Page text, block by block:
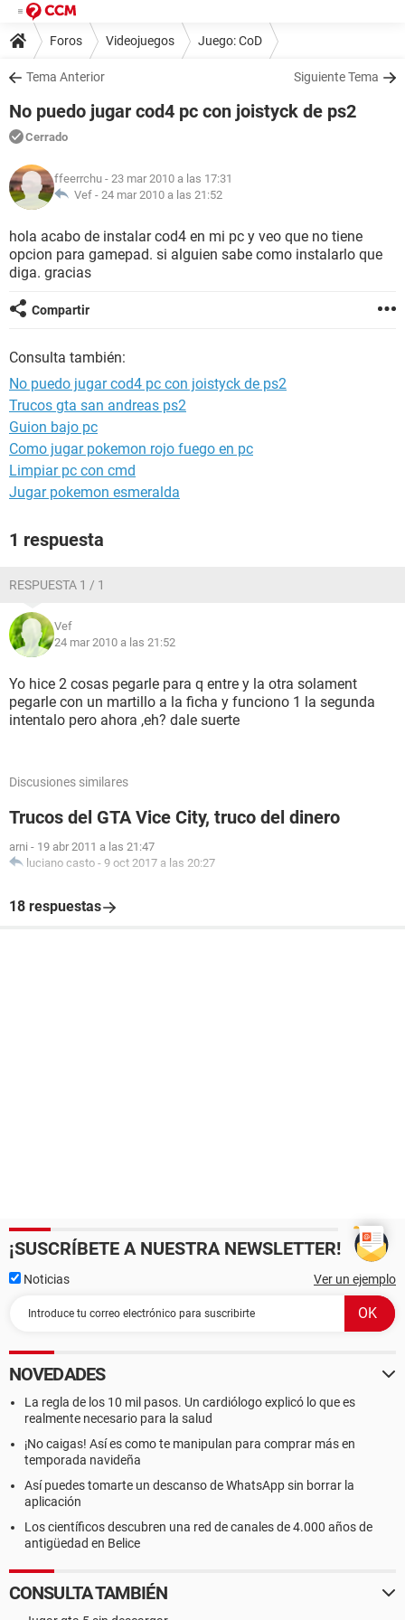
Foros Videojuegos Juego: CoD
Tema Anterior Siguiente Tema
No puedo jugar cod4 pc con joistyck de ps2
Cerrado
ffeerrchu - 23 mar 2010 a las 17:31
Vef - 24 mar 2010 a las 21:52
hola acabo de instalar cod4 en mi pc y veo que no tiene
opcion para gamepad. si alguien sabe como instalarlo que
diga. gracias
Compartir
Consulta también:
No puedo jugar cod4 pc con joistyck de ps2
Trucos gta san andreas ps2
Guion bajo pc
Como jugar pokemon rojo fuego en pc
Limpiar pc con cmd
Jugar pokemon esmeralda
1 respuesta
RESPUESTA 1 / 1
Vef
24 mar 2010 a las 21:52
Yo hice 2 cosas pegarle para q entre y la otra solament
pegarle con un martillo a la ficha y funciono 1 la segunda
intentalo pero ahora ,eh? dale suerte
Discusiones similares
Trucos del GTA Vice City, truco del dinero
arni - 19 abr 2011 a las 21:47
luciano casto - 9 oct 2017 a las 20:27
18 respuestas
¡SUSCRÍBETE A NUESTRA NEWSLETTER!
Noticias Ver un ejemplo
NOVEDADES
La regla de los 10 mil pasos. Un cardiólogo explicó lo que es
realmente necesario para la salud
¡No caigas! Así es como te manipulan para comprar más en
temporada navideña
Así puedes tomarte un descanso de WhatsApp sin borrar la
aplicación
Los científicos descubren una red de canales de 4.000 años de
antigüedad en Belice
CONSULTA TAMBIÉN